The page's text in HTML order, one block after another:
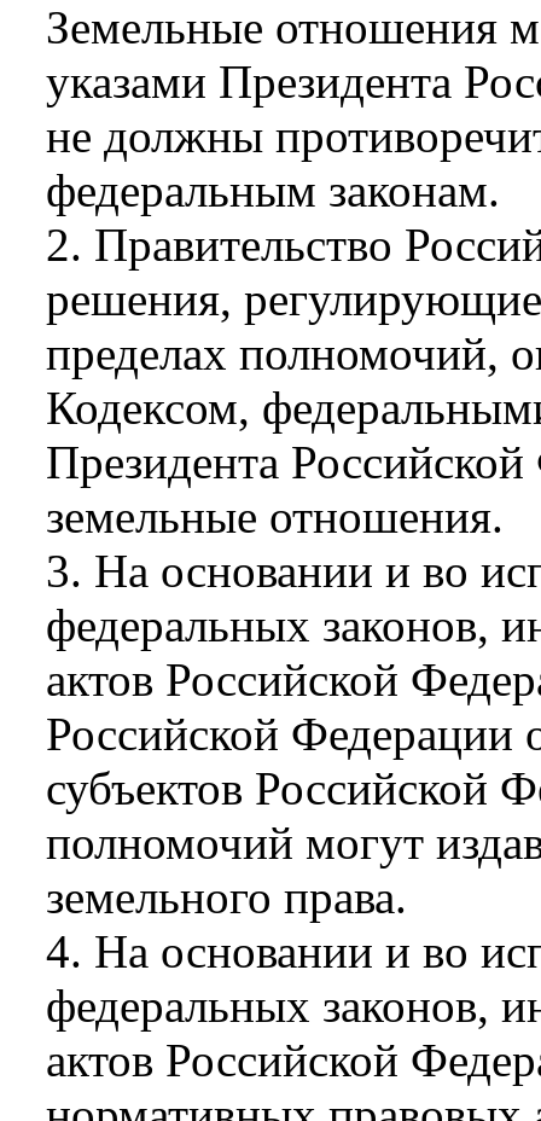
Земельные отношения
указами Президента
не должны
федеральным законам.
2. Правительство
решения,
пределах полномочий,
Кодексом,
Президента
земельные отношения.
3. На основании и во
федеральных законов,
актов Российской
Российской Федерации
субъектов Российской
полномочий могут
земельного права.
4. На основании и во
федеральных законов,
актов Российской